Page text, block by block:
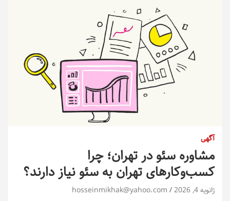
آگهی
مشاوره سئو در تهران؛ چرا
کسب‌وکارهای تهران به سئو نیاز دارند؟
ژانویه 4, 2026 hosseinmikhak@yahoo.com